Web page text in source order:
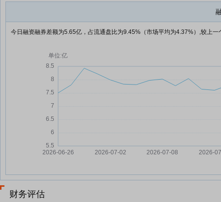
今日融资融券差额为5.65亿，占流通盘比为9.45%（市场平均为4.37%）,较上一
财务评估